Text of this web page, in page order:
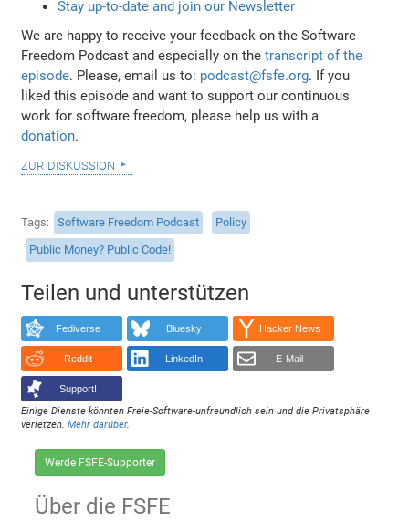
Stay up-to-date and join our Newsletter
We are happy to receive your feedback on the Software
Freedom Podcast and especially on thetranscript of the
episode. Please, email us to: podcast@fsfe.org. If you
liked this episode and want to support our continuous
work for software freedom, please help us with a
donation.
zur diskussion
Tags Software Freedom Podcast
Policy
Public Money? Public Code!
Teilen und unterstützen
Fediverse Bluesky Hacker News
Reddit LinkedIn E-Mail
Support!
Einige Dienste könnten Freie-Software-unfreundlich sein und die Privatsphäre
verletzen.Mehr darüber.
Werde FSFE-Supporter
Über die FSFE